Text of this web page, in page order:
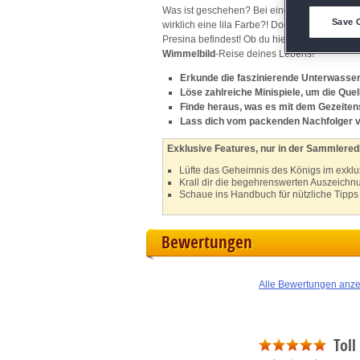
Was ist geschehen? Bei einer entspannten
wirklich eine lila Farbe?! Doch viel wichtiger
Presina befindest! Ob du hier den Ursprung
Wimmelbild-Reise deines Lebens!
Erkunde die faszinierende
Löse zahlreiche Minispiele, um die
Finde heraus, was es mit dem
Lass dich vom packenden Nachfolger
Exklusive Features, nur in der
Lüfte das Geheimnis des Königs im
Krall dir die begehrenswerten
Schaue ins Handbuch für nützliche Tipps
Bewertungen
Alle Bewertungen
Toll
Save